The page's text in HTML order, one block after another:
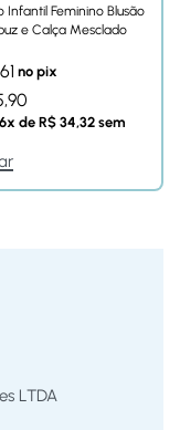
Infantil Feminino Blusão
e Calça Mesclado
no pix
6x de R$ 34,32 sem
LTDA